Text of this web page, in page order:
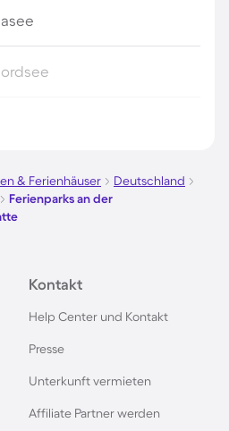
& Ferienhäuser
Deutschland
Ferienparks an der
Kontakt
Help Center und Kontakt
Presse
Unterkunft vermieten
Affiliate Partner werden